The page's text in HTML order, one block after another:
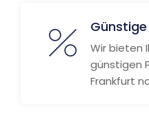
Wir bieten
günstigen
Frankfurt